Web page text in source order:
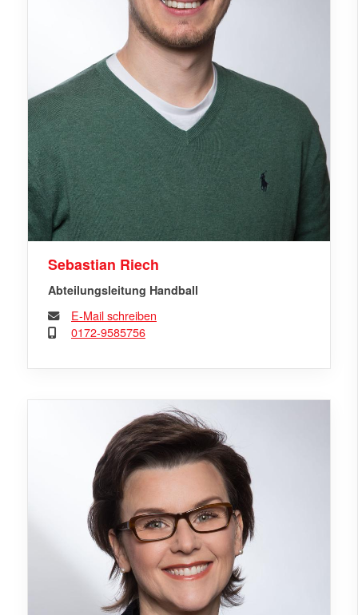
Sebastian Riech
Abteilungsleitung Handball
E-Mail schreiben
0172-9585756